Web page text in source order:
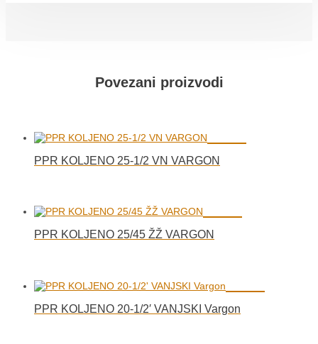
Povezani proizvodi
PPR KOLJENO 25-1/2 VN VARGON
PPR KOLJENO 25/45 ŽŽ VARGON
PPR KOLJENO 20-1/2′ VANJSKI Vargon